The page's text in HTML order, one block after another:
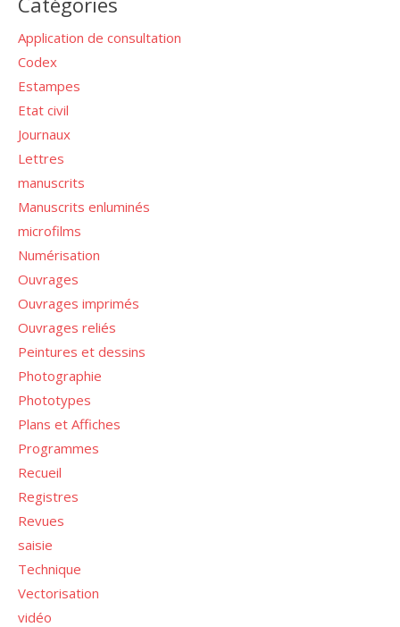
Application de consultation
Codex
Estampes
Etat civil
Journaux
Lettres
manuscrits
Manuscrits enluminés
microfilms
Numérisation
Ouvrages
Ouvrages imprimés
Ouvrages reliés
Peintures et dessins
Photographie
Phototypes
Plans et Affiches
Programmes
Recueil
Registres
Revues
saisie
Technique
Vectorisation
vidéo